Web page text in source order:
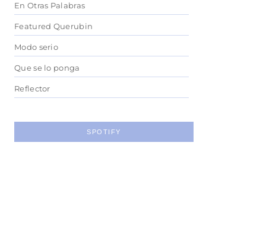
En Otras Palabras
Featured Querubin
Modo serio
Que se lo ponga
Reflector
SPOTIFY